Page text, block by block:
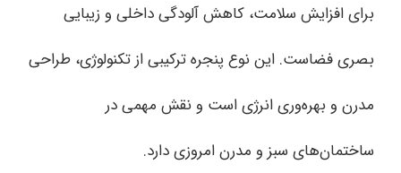
برای افزایش سلامت، کاهش آلودگی داخلی و زیبایی
بصری فضاست. این نوع پنجره ترکیبی از تکنولوژی، طراحی
مدرن و بهره‌وری انرژی است و نقش مهمی در
ساختمان‌های سبز و مدرن امروزی دارد.